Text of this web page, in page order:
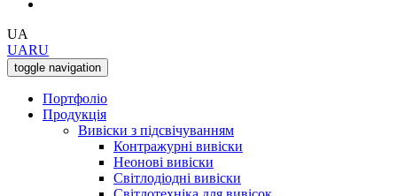
UA
UARU
toggle navigation
Портфоліо
Продукція
Вивіски з підсвічуванням
Контражурні вивіски
Неонові вивіски
Світлодіодні вивіски